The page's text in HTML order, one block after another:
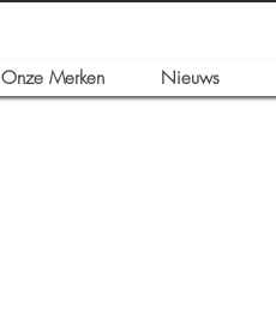
Onze Merken Nieuws